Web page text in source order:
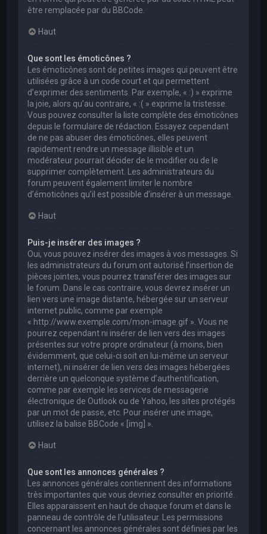
être remplacée par du BBCode.
Haut
Que sont les émoticônes ?
Les émoticônes sont de petites images qui peuvent être
utilisées grâce à un code court et qui permettent
d’exprimer des sentiments. Par exemple, « :) » exprime
la joie, alors qu’au contraire, « :( » exprime la tristesse.
Vous pouvez consulter la liste complète des émoticônes
depuis le formulaire de rédaction. Essayez cependant
de ne pas abuser des émoticônes, elles peuvent
rapidement rendre un message illisible et un
modérateur pourrait décider de le modifier ou de le
supprimer complètement. Les administrateurs du
forum peuvent également limiter le nombre
d’émoticônes qu’il est possible d’insérer à un message.
Haut
Puis-je insérer des images ?
Oui, vous pouvez insérer des images à vos messages. Si
les administrateurs du forum ont autorisé l’insertion de
pièces jointes, vous pourrez transférer des images sur
le forum. Dans le cas contraire, vous devrez insérer un
lien vers une image distante, hébergée sur un serveur
internet public, comme par exemple
« http://www.exemple.com/mon-image.gif ». Vous ne
pourrez cependant ni insérer de lien vers des images
présentes sur votre propre ordinateur (à moins, bien
évidemment, que celui-ci soit en lui-même un serveur
internet), ni insérer de lien vers des images hébergées
derrière un quelconque système d’authentification,
comme par exemple les services de messagerie
électronique de Outlook ou de Yahoo, les sites protégés
par un mot de passe, etc. Pour insérer une image,
utilisez la balise BBCode « [img] ».
Haut
Que sont les annonces générales ?
Les annonces générales contiennent des informations
très importantes que vous devriez consulter en priorité.
Elles apparaissent en haut de chaque forum et dans le
panneau de contrôle de l’utilisateur. Les permissions
concernant les annonces générales sont définies par les